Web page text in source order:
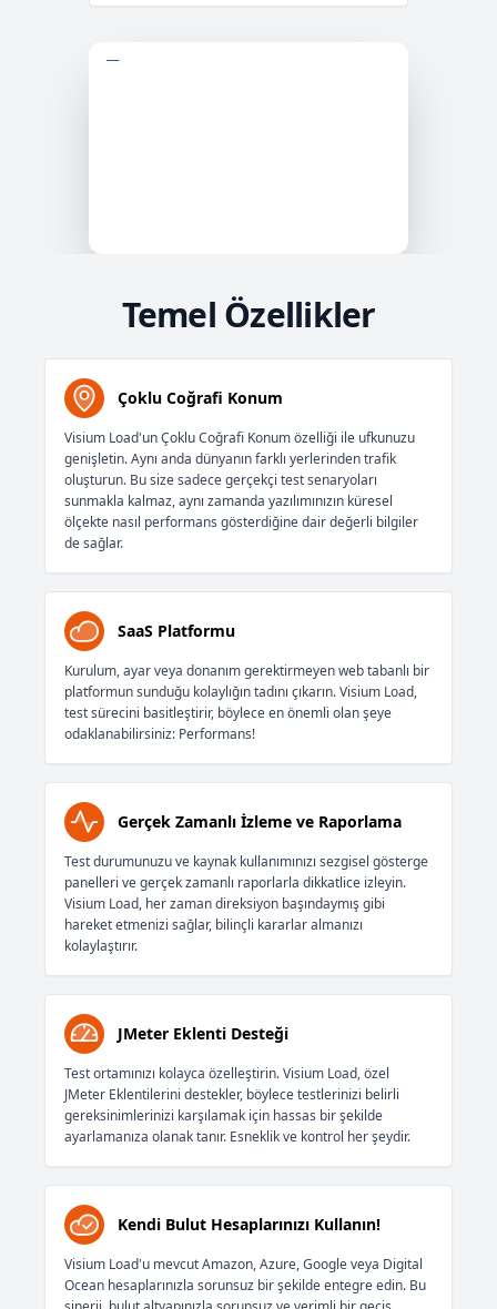
Temel Özellikler
Çoklu Coğrafi Konum
Visium Load'un Çoklu Coğrafi Konum özelliği ile ufkunuzu
genişletin. Aynı anda dünyanın farklı yerlerinden trafik
oluşturun. Bu size sadece gerçekçi test senaryoları
sunmakla kalmaz, aynı zamanda yazılımınızın küresel
ölçekte nasıl performans gösterdiğine dair değerli bilgiler
de sağlar.
SaaS Platformu
Kurulum, ayar veya donanım gerektirmeyen web tabanlı bir
platformun sunduğu kolaylığın tadını çıkarın. Visium Load,
test sürecini basitleştirir, böylece en önemli olan şeye
odaklanabilirsiniz: Performans!
Gerçek Zamanlı İzleme ve Raporlama
Test durumunuzu ve kaynak kullanımınızı sezgisel gösterge
panelleri ve gerçek zamanlı raporlarla dikkatlice izleyin.
Visium Load, her zaman direksiyon başındaymış gibi
hareket etmenizi sağlar, bilinçli kararlar almanızı
kolaylaştırır.
JMeter Eklenti Desteği
Test ortamınızı kolayca özelleştirin. Visium Load, özel
JMeter Eklentilerini destekler, böylece testlerinizi belirli
gereksinimlerinizi karşılamak için hassas bir şekilde
ayarlamanıza olanak tanır. Esneklik ve kontrol her şeydir.
Kendi Bulut Hesaplarınızı Kullanın!
Visium Load'u mevcut Amazon, Azure, Google veya Digital
Ocean hesaplarınızla sorunsuz bir şekilde entegre edin. Bu